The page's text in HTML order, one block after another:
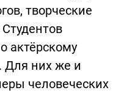
творческие
актёрскому
Для них же и
человеческих